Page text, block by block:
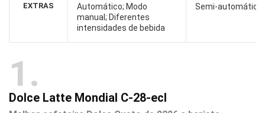
EXTRAS
Automático; Modo
manual; Diferentes
intensidades de bebida
Semi-automático;
1
Dolce Latte Mondial C-28-ecl